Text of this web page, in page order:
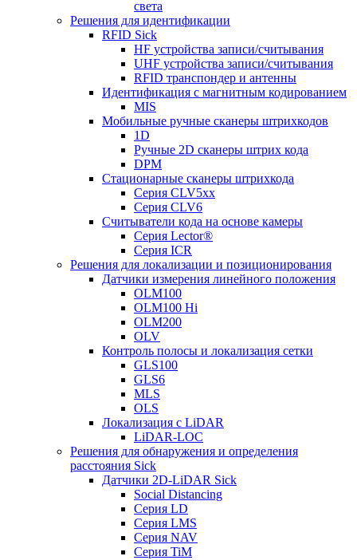
света
Решения для идентификации
RFID Sick
HF устройства записи/считывания
UHF устройства записи/считывания
RFID транспондер и антенны
Идентификация с магнитным кодированием
MIS
Мобильные ручные сканеры штрихкодов
1D
Ручные 2D сканеры штрих кода
DPM
Стационарные сканеры штрихкода
Серия CLV5xx
Серия CLV6
Считыватели кода на основе камеры
Серия Lector®
Серия ICR
Решения для локализации и позиционирования
Датчики измерения линейного положения
OLM100
OLM100 Hi
OLM200
OLV
Контроль полосы и локализация сетки
GLS100
GLS6
MLS
OLS
Локализация с LiDAR
LiDAR-LOC
Решения для обнаружения и определения
расстояния Sick
Датчики 2D-LiDAR Sick
Social Distancing
Серия LD
Серия LMS
Серия NAV
Серия TiM